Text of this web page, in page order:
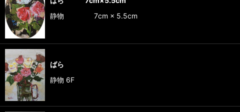
静物 7cm × 5.5cm
ばら
静物 6F